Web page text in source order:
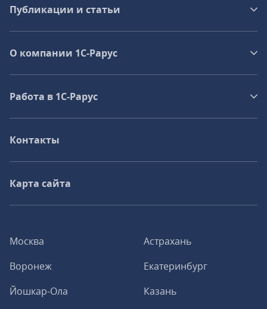
Москва
Астрахань
Воронеж
Екатеринбург
Йошкар-Ола
Казань
Публикации и статьи
О компании 1C-Рарус
Работа в 1С‑Рарус
Контакты
Карта сайта